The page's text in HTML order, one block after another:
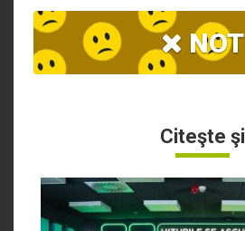
NOT
Citeşte şi